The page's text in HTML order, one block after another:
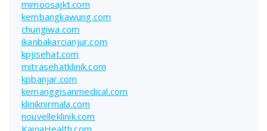
mimoosajkt.com
kembangkawung.com
chungiwa.com
ikanbakarcianjur.com
kpjisehat.com
mitrasehatklinik.com
kpbanjar.com
kemanggisanmedical.com
kliniknirmala.com
nouvelleklinik.com
KainaHealth.com